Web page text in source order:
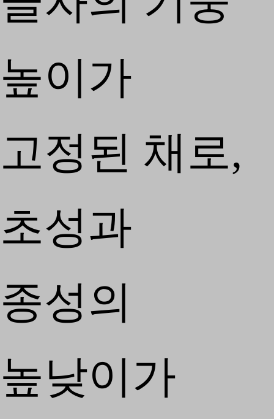
높이가
고정된 채로,
초성과
종성의
높낮이가